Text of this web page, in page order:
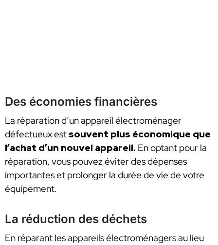
Des économies financières
La réparation d’un appareil électroménager
défectueux est souvent plus économique que
l’achat d’un nouvel appareil. En optant pour la
réparation, vous pouvez éviter des dépenses
importantes et prolonger la durée de vie de votre
équipement.
La réduction des déchets
En réparant les appareils électroménagers au lieu